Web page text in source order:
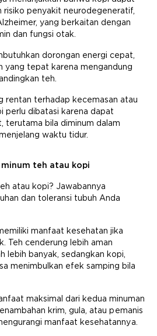
risiko penyakit neurodegeneratif,
yang berkaitan dengan
dan fungsi otak.
dorongan energi cepat,
yang tepat karena mengandung
teh.
rentan terhadap kecemasan atau
perlu dibatasi karena dapat
terutama bila diminum dalam
waktu tidur.
teh atau kopi
atau kopi? Jawabannya
dan toleransi tubuh Anda
manfaat kesehatan jika
Teh cenderung lebih aman
lebih banyak, sedangkan kopi,
menimbulkan efek samping bila
maksimal dari kedua minuman
krim, gula, atau pemanis
manfaat kesehatannya.